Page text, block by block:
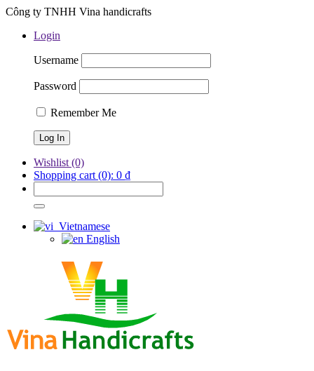
Công ty TNHH Vina handicrafts
Login
Username
Password
Remember Me
Wishlist (0)
Shopping cart (0): 0 ₫
Vietnamese
English